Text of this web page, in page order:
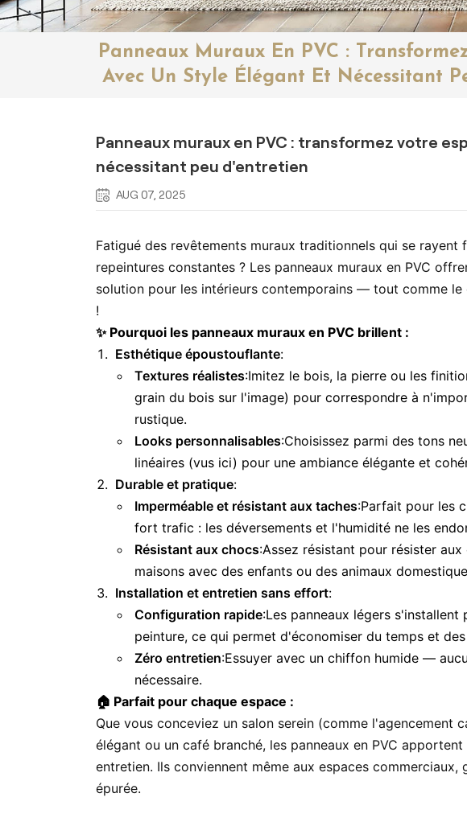
Panneaux Muraux En PVC :
Avec Un Style Élégant Et Nécessitant
Panneaux muraux en PVC : transformez votre
nécessitant peu d'entretien
AUG 07, 2025
Fatigué des revêtements muraux traditionnels qui se
repeintures constantes ? Les panneaux muraux en PVC
solution pour les intérieurs contemporains — tout comme
!
✨ Pourquoi les panneaux muraux en PVC brillent :
Esthétique époustouflante:
Textures réalistes:Imitez le bois, la pierre ou les
grain du bois sur l'image) pour correspondre à
rustique.
Looks personnalisables:Choisissez parmi des tons
linéaires (vus ici) pour une ambiance élégante et
Durable et pratique:
Imperméable et résistant aux taches:Parfait pour les
fort trafic : les déversements et l'humidité ne les
Résistant aux chocs:Assez résistant pour résister
maisons avec des enfants ou des animaux
Installation et entretien sans effort:
Configuration rapide:Les panneaux légers
peinture, ce qui permet d'économiser du temps et
Zéro entretien:Essuyer avec un chiffon humide —
nécessaire.
🏠 Parfait pour chaque espace :
Que vous conceviez un salon serein (comme l'agencement
élégant ou un café branché, les panneaux en PVC
entretien. Ils conviennent même aux espaces
épurée.